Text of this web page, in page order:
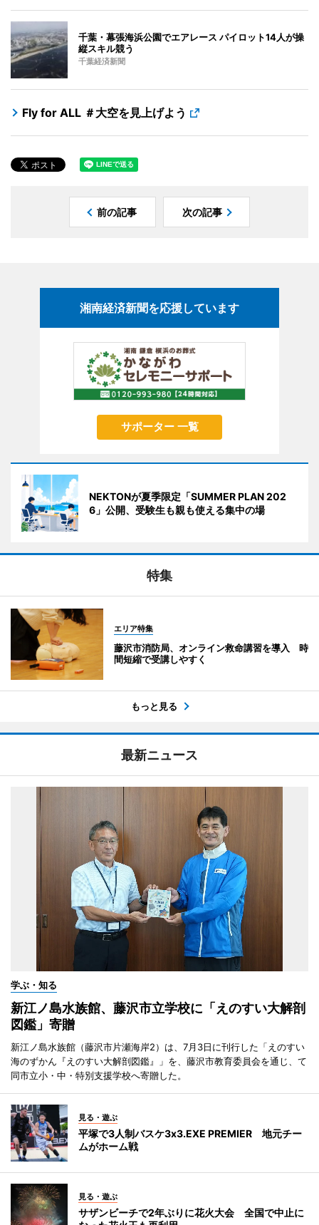
千葉・幕張海浜公園でエアレース パイロット14人が操
縦スキル競う
千葉経済新聞
Fly for ALL ＃大空を見上げよう
前の記事 次の記事
湘南経済新聞を応援しています
サポーター 一覧
NEKTONが夏季限定「SUMMER PLAN 202
6」公開、受験生も親も使える集中の場
特集
エリア特集
藤沢市消防局、オンライン救命講習を導入 時
間短縮で受講しやすく
もっと見る
最新ニュース
学ぶ・知る
新江ノ島水族館、藤沢市立学校に「えのすい大解剖
図鑑」寄贈
新江ノ島水族館（藤沢市片瀬海岸2）は、7月3日に刊行した「えのすい
海のずかん『えのすい大解剖図鑑』」を、藤沢市教育委員会を通じ、て
同市立小・中・特別支援学校へ寄贈した。
見る・遊ぶ
平塚で3人制バスケ3x3.EXE PREMIER 地元チー
ムがホーム戦
見る・遊ぶ
サザンビーチで2年ぶりに花火大会 全国で中止に